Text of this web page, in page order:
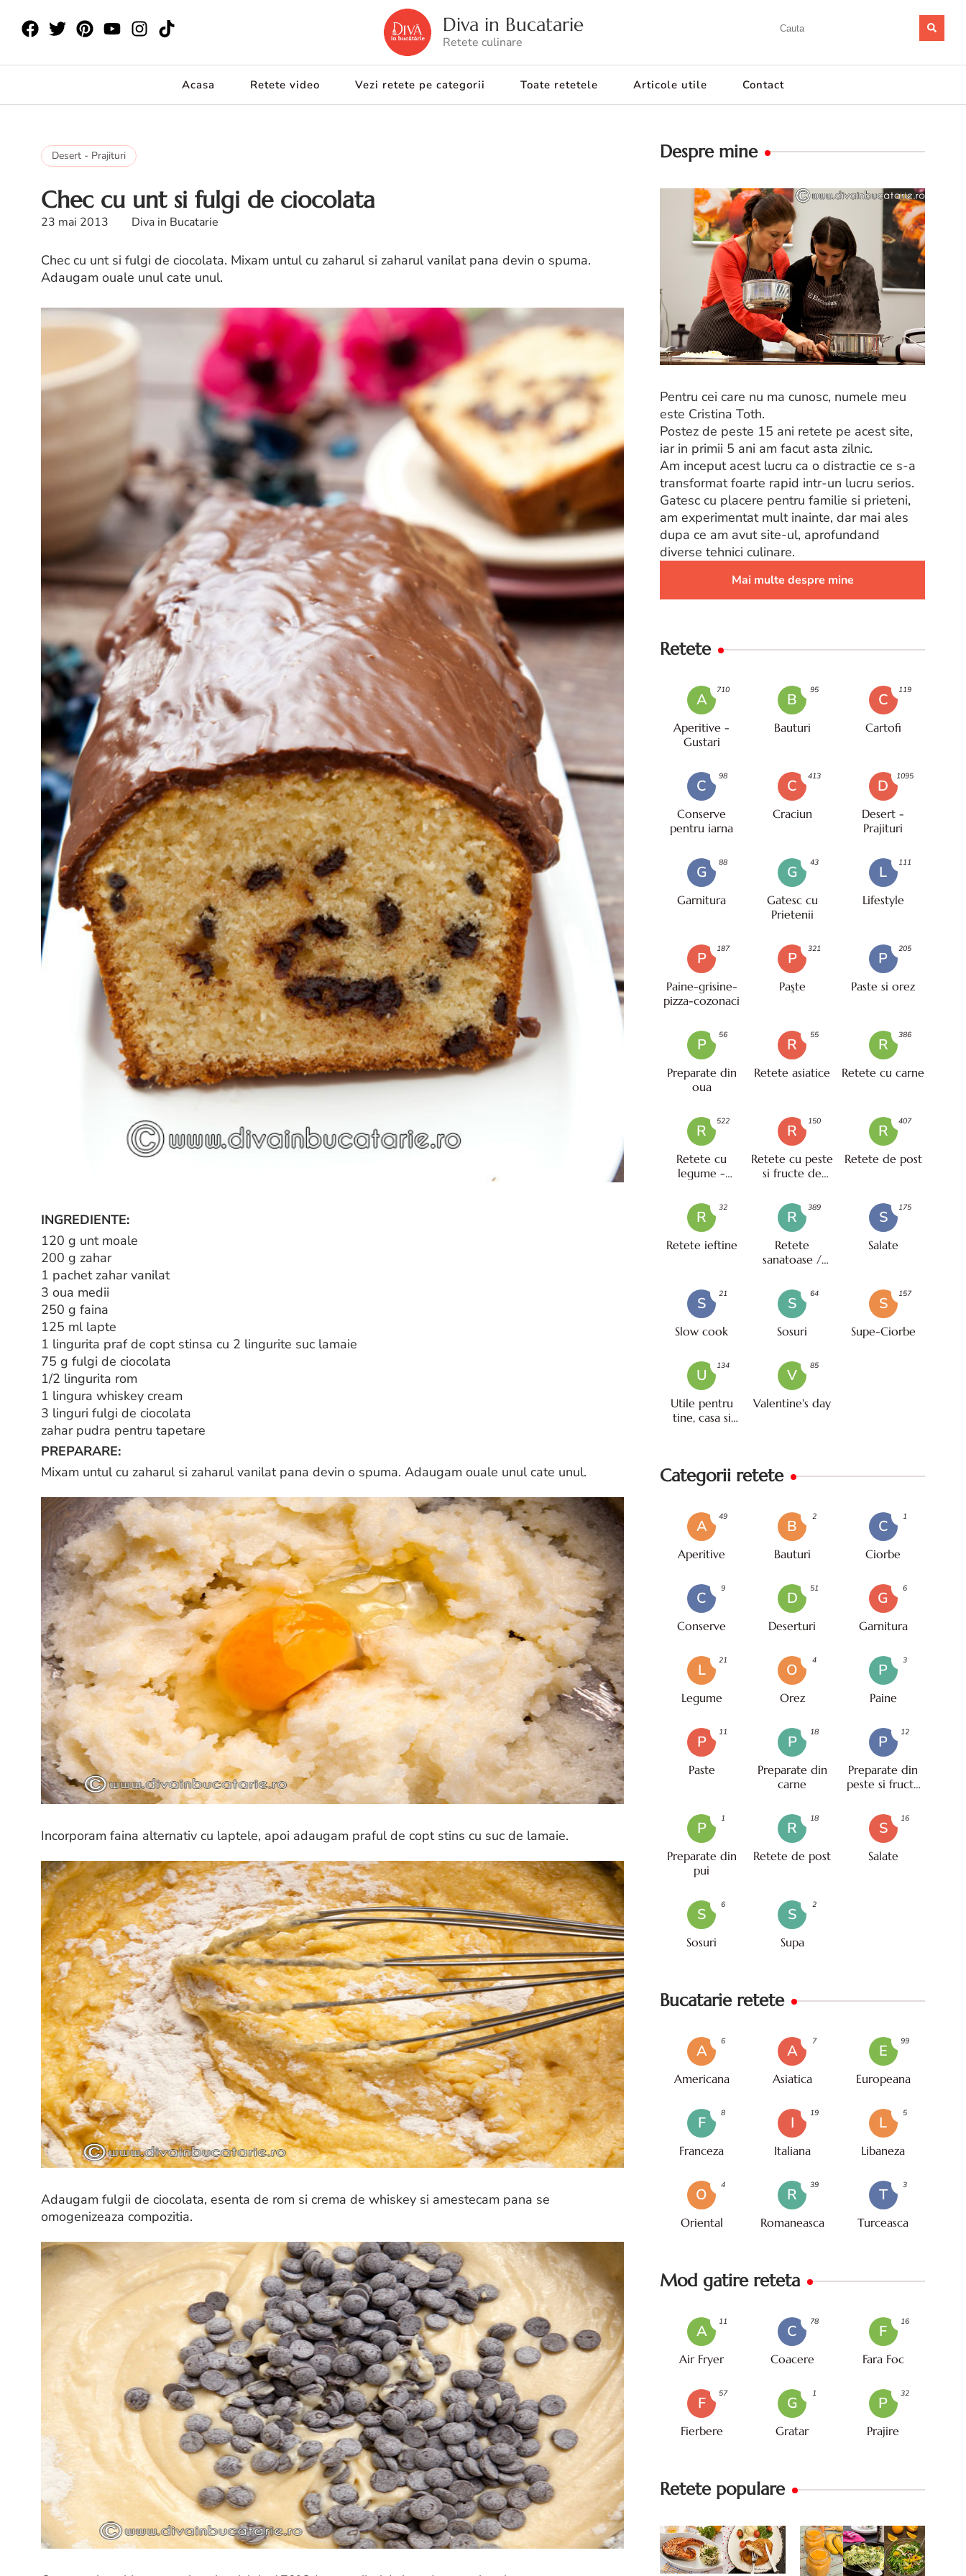
Diva in Bucatarie
Retete culinare
Acasa Retete video Vezi retete pe categorii Toate retetele Articole utile Contact
Desert - Prajituri
Chec cu unt si fulgi de ciocolata
23 mai 2013 Diva in Bucatarie
Chec cu unt si fulgi de ciocolata. Mixam untul cu zaharul si zaharul vanilat pana devin o spuma.
Adaugam ouale unul cate unul.
INGREDIENTE:
120 g unt moale
200 g zahar
1 pachet zahar vanilat
3 oua medii
250 g faina
125 ml lapte
1 lingurita praf de copt stinsa cu 2 lingurite suc lamaie
75 g fulgi de ciocolata
1/2 lingurita rom
1 lingura whiskey cream
3 linguri fulgi de ciocolata
zahar pudra pentru tapetare
PREPARARE:
Mixam untul cu zaharul si zaharul vanilat pana devin o spuma. Adaugam ouale unul cate unul.
Incorporam faina alternativ cu laptele, apoi adaugam praful de copt stins cu suc de lamaie.
Adaugam fulgii de ciocolata, esenta de rom si crema de whiskey si amestecam pana se
omogenizeaza compozitia.
Despre mine
Pentru cei care nu ma cunosc, numele meu
este Cristina Toth.
Postez de peste 15 ani retete pe acest site,
iar in primii 5 ani am facut asta zilnic.
Am inceput acest lucru ca o distractie ce s-a
transformat foarte rapid intr-un lucru serios.
Gatesc cu placere pentru familie si prieteni,
am experimentat mult inainte, dar mai ales
dupa ce am avut site-ul, aprofundand
diverse tehnici culinare.
Mai multe despre mine
Retete
A
Aperitive -
Gustari
710
B
Bauturi
95
C
Cartofi
119
C
Conserve
pentru iarna
98
C
Craciun
413
D
Desert -
Prajituri
1095
G
Garnitura
88
G
Gatesc cu
Prietenii
43
L
Lifestyle
111
P
Paine-grisine-
pizza-cozonaci
187
P
Paşte
321
P
Paste si orez
205
P
Preparate din
oua
56
R
Retete asiatice
55
R
Retete cu carne
386
R
Retete cu
legume -
522
R
Retete cu peste
si fructe de
150
R
Retete de post
407
R
Retete ieftine
32
R
Retete
sanatoase /
389
S
Salate
175
S
Slow cook
21
S
Sosuri
64
S
Supe-Ciorbe
157
U
Utile pentru
tine, casa si
134
V
Valentine's day
85
Categorii retete
A
Aperitive
49
B
Bauturi
2
C
Ciorbe
1
C
Conserve
9
D
Deserturi
51
G
Garnitura
6
L
Legume
21
O
Orez
4
P
Paine
3
P
Paste
11
P
Preparate din
carne
18
P
Preparate din
peste si fructe
12
P
Preparate din
pui
1
R
Retete de post
18
S
Salate
16
S
Sosuri
6
S
Supa
2
Bucatarie retete
A
Americana
6
A
Asiatica
7
E
Europeana
99
F
Franceza
8
I
Italiana
19
L
Libaneza
5
O
Oriental
4
R
Romaneasca
39
T
Turceasca
3
Mod gatire reteta
A
Air Fryer
11
C
Coacere
78
F
Fara Foc
16
F
Fierbere
57
G
Gratar
1
P
Prajire
32
Retete populare